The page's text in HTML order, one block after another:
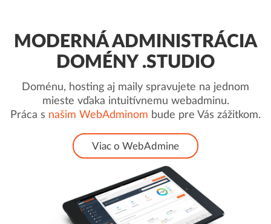
MODERNÁ ADMINISTRÁCIA
DOMÉNY .STUDIO
Doménu, hosting aj maily spravujete na jednom
mieste vďaka intuitívnemu webadminu.
Práca s našim WebAdminom bude pre Vás zážitkom.
Viac o WebAdmine